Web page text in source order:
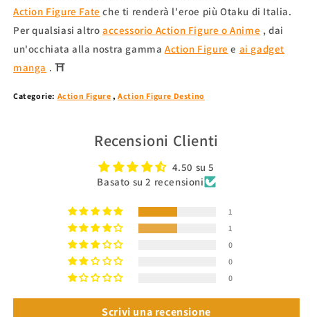
Action Figure Fate che ti renderà l'eroe più Otaku di Italia.
Per qualsiasi altro accessorio Action Figure o Anime , dai
un'occhiata alla nostra gammaAction Figure e ai gadget
manga . ⛩
Categorie: Action Figure , Action Figure Destino
Recensioni Clienti
4.50 su 5
Basato su 2 recensioni
1
1
0
0
0
Scrivi una recensione